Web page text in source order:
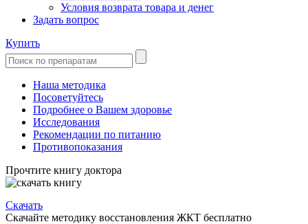
Условия возврата товара и денег
Задать вопрос
Купить
Наша методика
Посоветуйтесь
Подробнее о Вашем здоровье
Исследования
Рекомендации по питанию
Противопоказания
Прочтите книгу доктора
Скачать
Скачайте методику восстановления ЖКТ бесплатно